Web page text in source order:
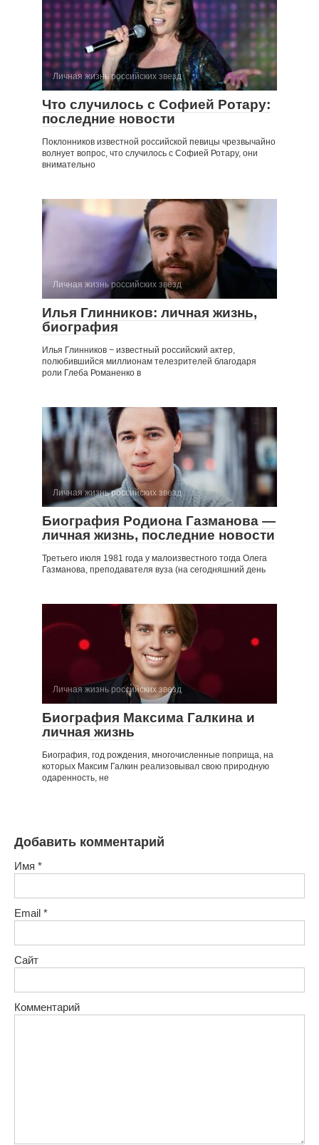
Личная жизнь российских звезд
Что случилось с Софией Ротару:
последние новости
Поклонников известной российской певицы чрезвычайно
волнует вопрос, что случилось с Софией Ротару, они
внимательно
Личная жизнь российских звезд
Илья Глинников: личная жизнь,
биография
Илья Глинников − известный российский актер,
полюбившийся миллионам телезрителей благодаря
роли Глеба Романенко в
Личная жизнь российских звезд
Биография Родиона Газманова —
личная жизнь, последние новости
Третьего июля 1981 года у малоизвестного тогда Олега
Газманова, преподавателя вуза (на сегодняшний день
Личная жизнь российских звезд
Биография Максима Галкина и
личная жизнь
Биография, год рождения, многочисленные поприща, на
которых Максим Галкин реализовывал свою природную
одаренность, не
Добавить комментарий
Имя *
Email *
Сайт
Комментарий